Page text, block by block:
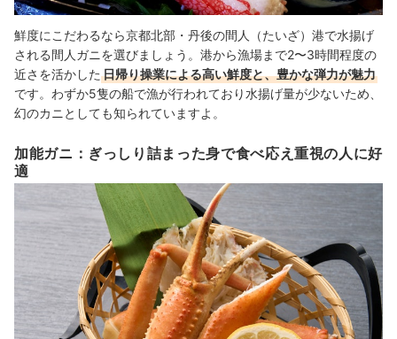
鮮度にこだわるなら京都北部・丹後の間人（たいざ）港で水揚げ
される間人ガニを選びましょう。港から漁場まで2〜3時間程度の
近さを活かした 日帰り操業による高い鮮度と、豊かな弾力が魅力
です。わずか5隻の船で漁が行われており水揚げ量が少ないため、
幻のカニとしても知られていますよ。
加能ガニ：ぎっしり詰まった身で食べ応え重視の人に好
適